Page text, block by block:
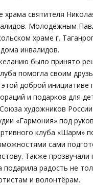
храма святителя
Молодёжным
храме г.
инвалидов.
было принято
помогла своим
доброй инициативе
и подарков для
художников
«Гармония» под
клуба «Шарм»
сами
Также прозвучали
подарила радость не
и волонтёрам.